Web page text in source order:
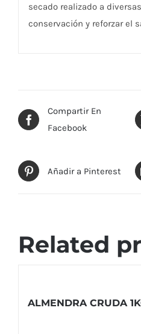
secado realizado a
conservación y reforzar el
Compartir En
Facebook
Añadir a Pinterest
Related
ALMENDRA CRUDA